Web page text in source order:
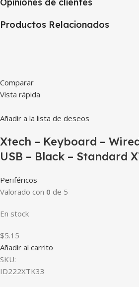
Productos Relacionados
Comparar
Vista rápida
Añadir a la lista de deseos
Xtech – Keyboard –
USB – Black – Standard
Periféricos
Valorado con 0 de 5
En stock
$5.15
Añadir al carrito
SKU:
ID222XTK33